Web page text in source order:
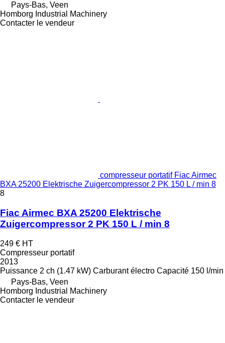
Pays-Bas, Veen
Homborg Industrial Machinery
Contacter le vendeur
compresseur portatif Fiac Airmec
BXA 25200 Elektrische Zuigercompressor 2 PK 150 L / min 8
8
Fiac Airmec BXA 25200 Elektrische
Zuigercompressor 2 PK 150 L / min 8
249 € HT
Compresseur portatif
2013
Puissance 2 ch (1.47 kW) Carburant électro Capacité 150 l/min
Pays-Bas, Veen
Homborg Industrial Machinery
Contacter le vendeur